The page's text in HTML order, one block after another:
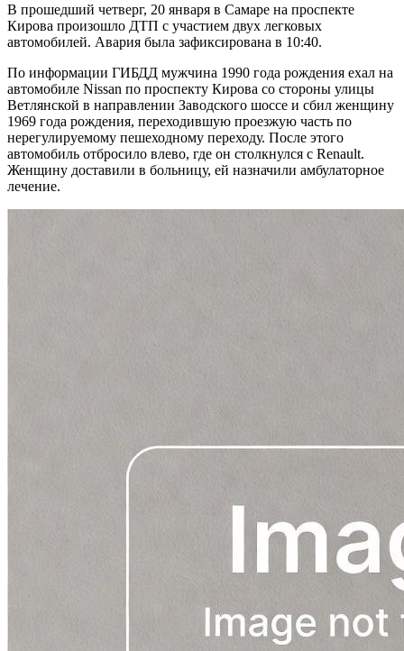
В прошедший четверг, 20 января в Самаре на проспекте
Кирова произошло ДТП с участием двух легковых
автомобилей. Авария была зафиксирована в 10:40.
По информации ГИБДД мужчина 1990 года рождения ехал на
автомобиле Nissan по проспекту Кирова со стороны улицы
Ветлянской в направлении Заводского шоссе и сбил женщину
1969 года рождения, переходившую проезжую часть по
нерегулируемому пешеходному переходу. После этого
автомобиль отбросило влево, где он столкнулся с Renault.
Женщину доставили в больницу, ей назначили амбулаторное
лечение.